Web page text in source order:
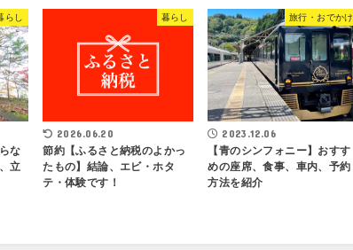
らし
な
立
暮らし
2026.06.20
節約【ふるさと納税のよかっ
たもの】結論、エビ・ホタ
テ・体験です！
旅行・おでかけ
2023.12.06
【青のシンフォニー】おすす
めの座席、食事、車内、予約
方法を紹介